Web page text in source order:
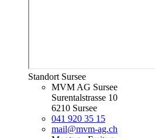
Standort Sursee
MVM AG Sursee
Surentalstrasse 10
6210 Sursee
041 920 35 15
mail@mvm-ag.ch